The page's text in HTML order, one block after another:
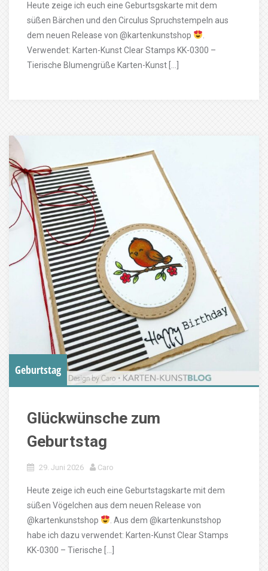
Heute zeige ich euch eine Geburtsgskarte mit dem
süßen Bärchen und den Circulus Spruchstempeln aus
dem neuen Release von @kartenkunstshop
Verwendet: Karten-Kunst Clear Stamps KK-0300 –
Tierische Blumengrüße Karten-Kunst […]
Geburtstag
Glückwünsche zum
Geburtstag
29. Juni 2026 Caro
Heute zeige ich euch eine Geburtstagskarte mit dem
süßen Vögelchen aus dem neuen Release von
@kartenkunstshop
. Aus dem @kartenkunstshop
habe ich dazu verwendet: Karten-Kunst Clear Stamps
KK-0300 – Tierische […]